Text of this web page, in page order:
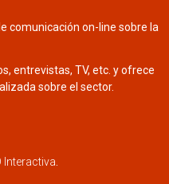
comunicación on-line sobre la
entrevistas, TV, etc. y ofrece
sobre el sector.
Interactiva.